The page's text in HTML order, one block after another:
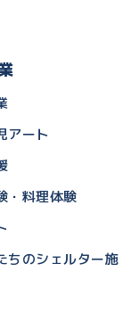
アート
・料理体験
ちのシェルター施